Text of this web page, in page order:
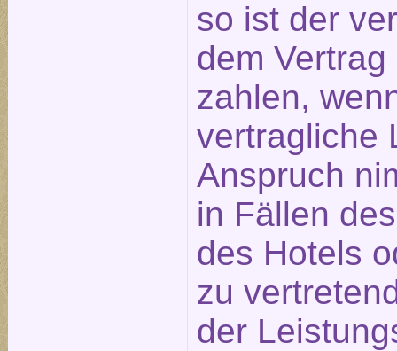
so ist der
dem
zahlen,
vertragliche
Anspruch
in Fällen
des Hotels
zu
der